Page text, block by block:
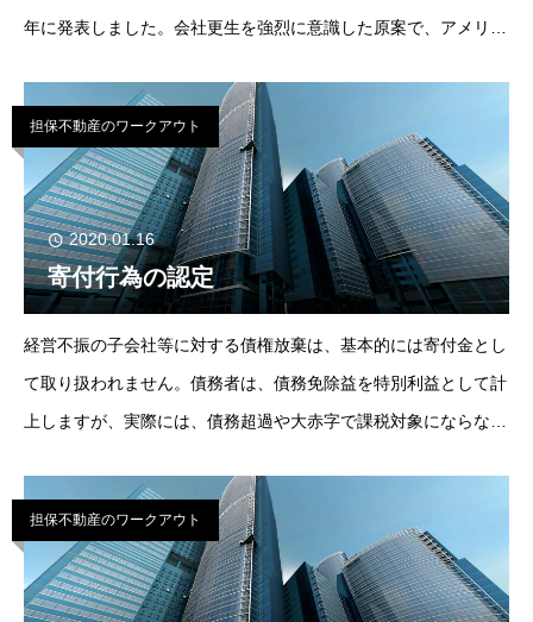
年に発表しました。会社更生を強烈に意識した原案で、アメリカ
か会社更生法の適用が受けられなかった
担保不動産のワークアウト
2020.01.16
寄付行為の認定
経営不振の子会社等に対する債権放棄は、基本的には寄付金とし
て取り扱われません。債務者は、債務免除益を特別利益として計
上しますが、実際には、債務超過や大赤字で課税対象にならない
で、4月に遡って新貸倒引当金制度への
担保不動産のワークアウト